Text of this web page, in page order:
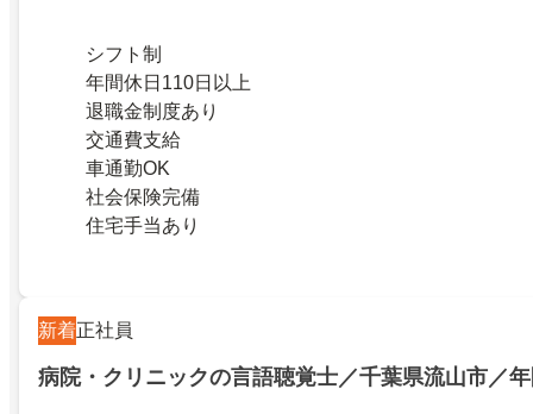
シフト制
年間休日110日以上
退職金制度あり
交通費支給
車通勤OK
社会保険完備
住宅手当あり
新着正社員
病院・クリニックの言語聴覚士／千葉県流山市／